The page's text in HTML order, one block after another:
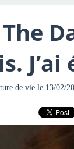
de viele 13/02/